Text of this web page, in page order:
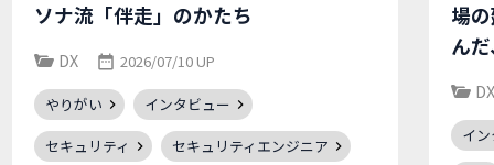
ソナ流「伴走」のかたち
DX 2026/07/10 UP
やりがい
インタビュー
セキュリティ
セキュリティエンジニア
場
ん
イ